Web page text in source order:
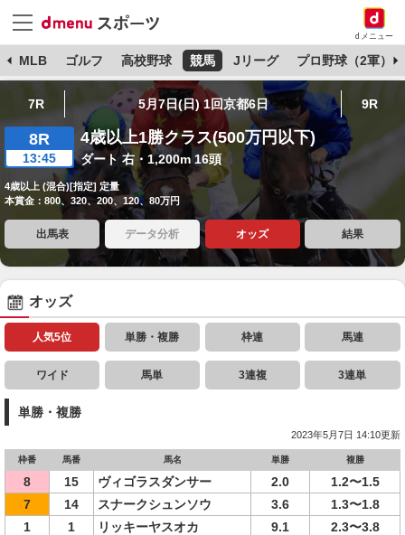
dメニュー
MLB ゴルフ 高校野球 競馬 Jリーグ プロ野球（2軍）
7R 5月7日(日) 1回京都6日 9R
8R
13:45
4歳以上1勝クラス(500万円以下)
ダート 右・1,200m 16頭
4歳以上 (混合)[指定] 定量
本賞金：800、320、200、120、80万円
出馬表 データ分析 オッズ 結果
オッズ
人気5位 単勝・複勝 枠連 馬連
ワイド 馬単 3連複 3連単
単勝・複勝
2023年5月7日 14:10更新
枠番 馬番 馬名 単勝 複勝
8 15 ヴィゴラスダンサー 2.0
1.2〜1.5
7
14 スナークシュンソウ 3.6
1.3〜1.8
1
1 リッキーヤスオカ 9.1
2.3〜3.8